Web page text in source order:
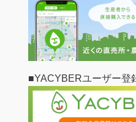
■YACYBERユーザー登